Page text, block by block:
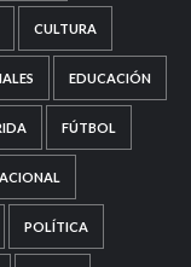
CULTURA
EDUCACIÓN
FÚTBOL
POLÍTICA